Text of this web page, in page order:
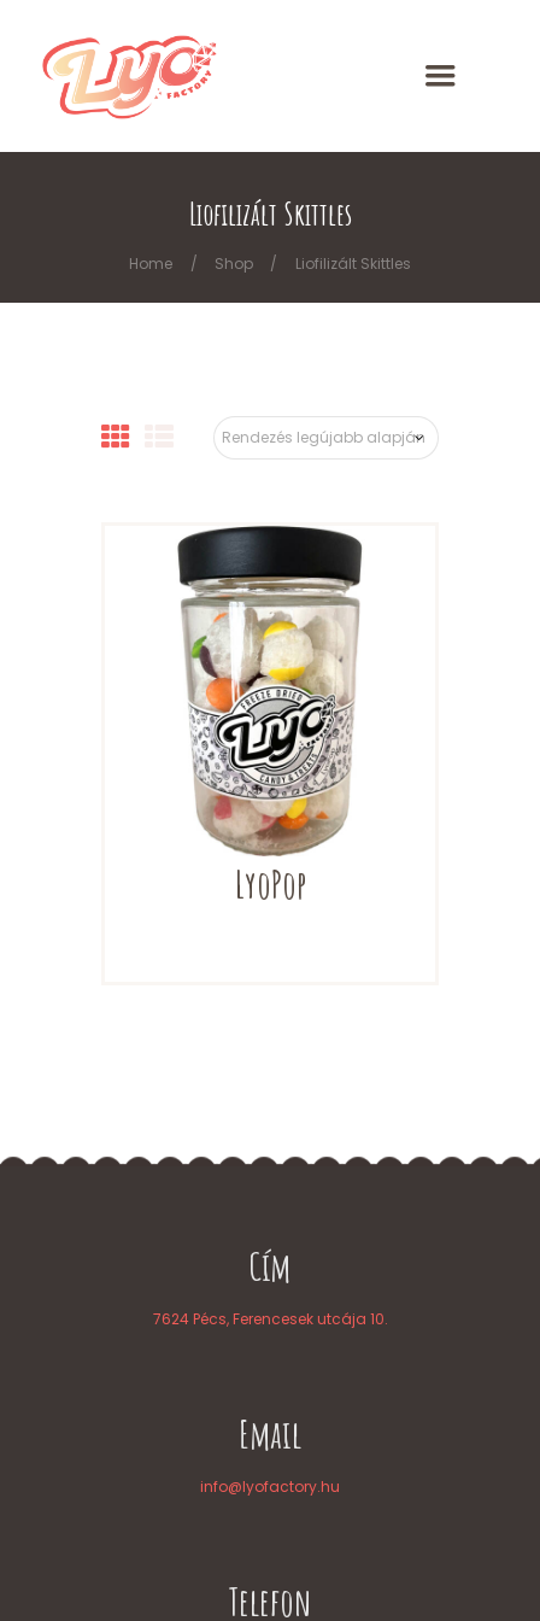
Liofilizált Skittles
Home Shop Liofilizált Skittles
LyoPop
Cím
7624 Pécs, Ferencesek utcája 10.
Email
info@lyofactory.hu
Telefon